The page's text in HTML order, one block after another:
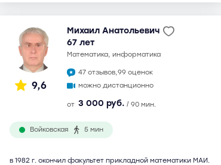
9,6
Михаил Анатольевич
67 лет
математика, информатика
47 отзывов,99 оценок
можно дистанционно
от 3 000 руб. / 90 мин.
Войковская 5 мин
в 1982 г. окончил факультет прикладной математики МАИ.